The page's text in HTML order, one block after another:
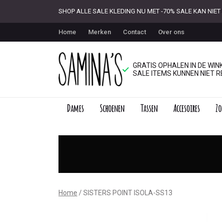
SHOP ALLE SALE KLEDING NU MET -70% SALE KAN
Home Merken Contact Over ons
GRATIS OPHALEN IN DE
SALE ITEMS KUNNEN NIET
Dames Schoenen Tassen Accesoires
Home SISTERS POINT ISOLA-SS13